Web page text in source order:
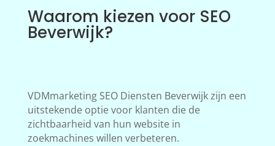
Waarom kiezen voor SEO
Beverwijk?
VDMmarketing SEO Diensten Beverwijk zijn een
uitstekende optie voor klanten die de
zichtbaarheid van hun website in
zoekmachines willen verbeteren.